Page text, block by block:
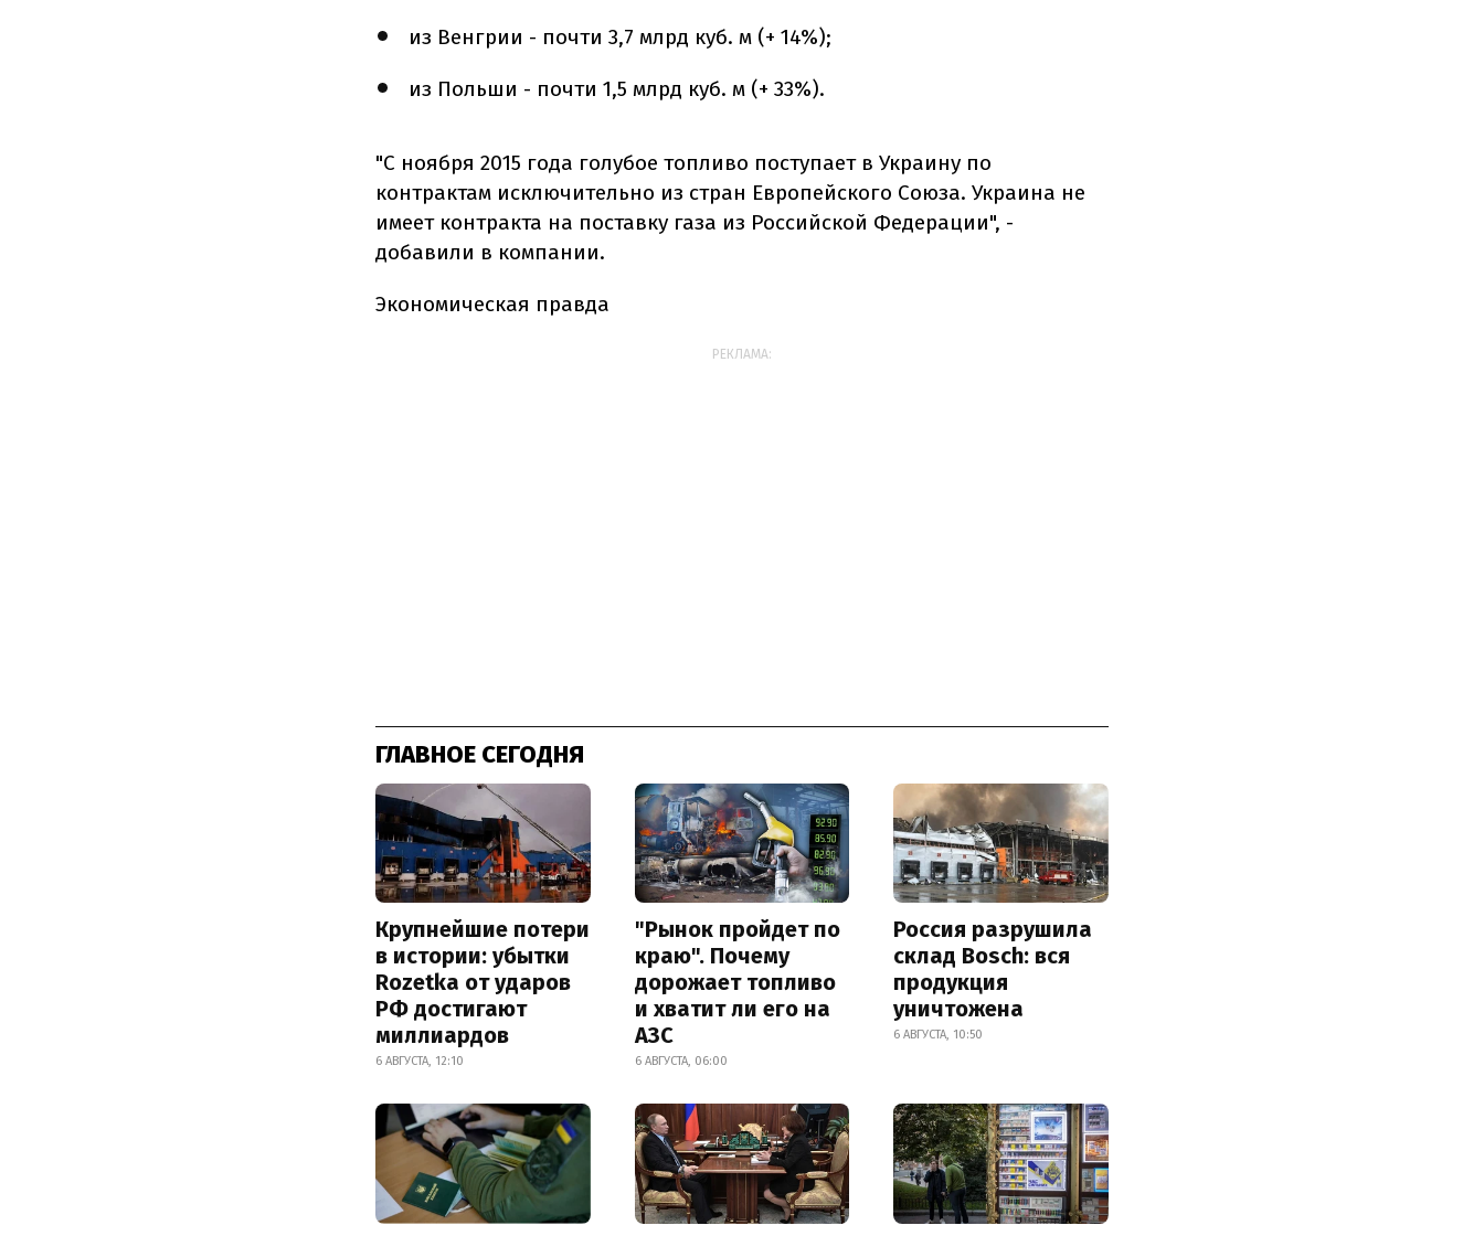
из Венгрии - почти 3,7 млрд куб. м (+ 14%);
из Польши - почти 1,5 млрд куб. м (+ 33%).
"С ноября 2015 года голубое топливо поступает в Украину по
контрактам исключительно из стран Европейского Союза. Украина не
имеет контракта на поставку газа из Российской Федерации", -
добавили в компании.
Экономическая правда
РЕКЛАМА:
ГЛАВНОЕ СЕГОДНЯ
Крупнейшие потери
в истории: убытки
Rozetka от ударов
РФ достигают
миллиардов
6 АВГУСТА, 12:10
"Рынок пройдет по
краю". Почему
дорожает топливо
и хватит ли его на
АЗС
6 АВГУСТА, 06:00
Россия разрушила
склад Bosch: вся
продукция
уничтожена
6 АВГУСТА, 10:50